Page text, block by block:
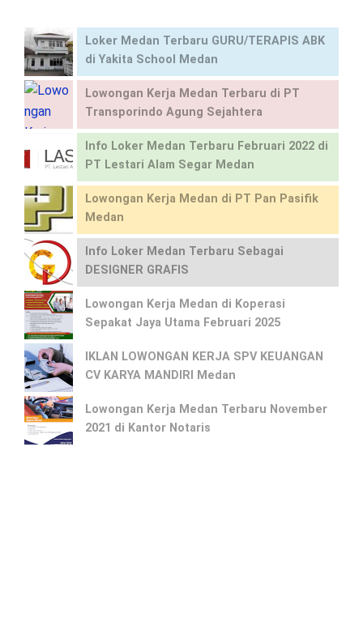
Loker Medan Terbaru GURU/TERAPIS ABK
di Yakita School Medan
Lowongan Kerja Medan Terbaru di PT
Transporindo Agung Sejahtera
Info Loker Medan Terbaru Februari 2022 di
PT Lestari Alam Segar Medan
Lowongan Kerja Medan di PT Pan Pasifik
Medan
Info Loker Medan Terbaru Sebagai
DESIGNER GRAFIS
Lowongan Kerja Medan di Koperasi
Sepakat Jaya Utama Februari 2025
IKLAN LOWONGAN KERJA SPV KEUANGAN
CV KARYA MANDIRI Medan
Lowongan Kerja Medan Terbaru November
2021 di Kantor Notaris